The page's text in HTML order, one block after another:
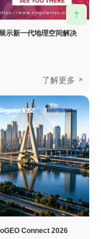
示新一代地理空间解决
了解更多
Connect 2026